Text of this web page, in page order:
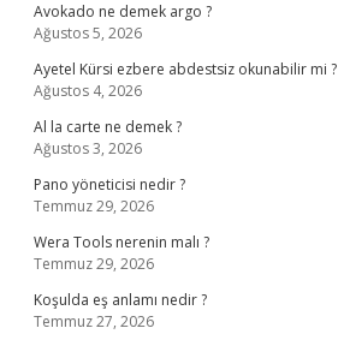
Avokado ne demek argo ?
Ağustos 5, 2026
Ayetel Kürsi ezbere abdestsiz okunabilir mi ?
Ağustos 4, 2026
Al la carte ne demek ?
Ağustos 3, 2026
Pano yöneticisi nedir ?
Temmuz 29, 2026
Wera Tools nerenin malı ?
Temmuz 29, 2026
Koşulda eş anlamı nedir ?
Temmuz 27, 2026